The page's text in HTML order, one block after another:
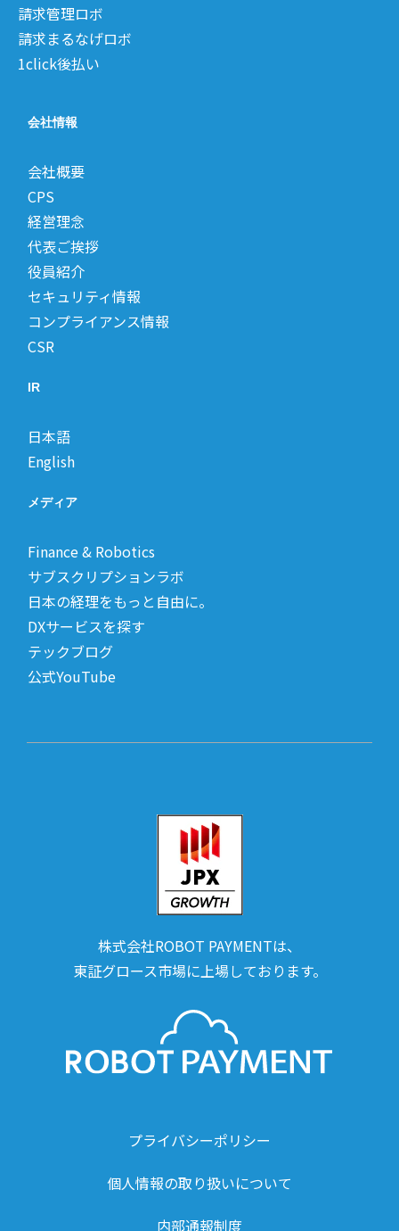
請求管理ロボ
請求まるなげロボ
1click後払い
会社情報
会社概要
CPS
経営理念
代表ご挨拶
役員紹介
セキュリティ情報
コンプライアンス情報
CSR
IR
日本語
English
メディア
Finance & Robotics
サブスクリプションラボ
日本の経理をもっと自由に。
DXサービスを探す
テックブログ
公式YouTube
株式会社ROBOT PAYMENTは、
東証グロース市場に上場しております。
プライバシーポリシー
個人情報の取り扱いについて
内部通報制度